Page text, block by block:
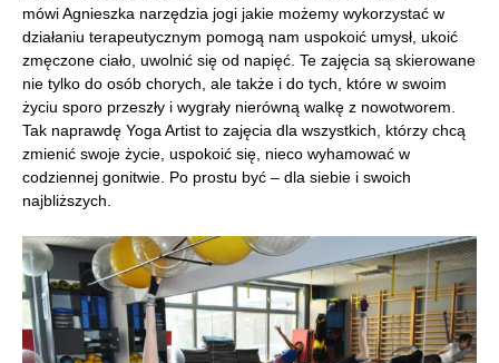
mówi Agnieszka narzędzia jogi jakie możemy wykorzystać w
działaniu terapeutycznym pomogą nam uspokoić umysł, ukoić
zmęczone ciało, uwolnić się od napięć. Te zajęcia są skierowane
nie tylko do osób chorych, ale także i do tych, które w swoim
życiu sporo przeszły i wygrały nierówną walkę z nowotworem.
Tak naprawdę Yoga Artist to zajęcia dla wszystkich, którzy chcą
zmienić swoje życie, uspokoić się, nieco wyhamować w
codziennej gonitwie. Po prostu być – dla siebie i swoich
najbliższych.